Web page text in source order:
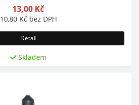
13,00 Kč
10,80 Kč bez DPH
Detail
Skladem